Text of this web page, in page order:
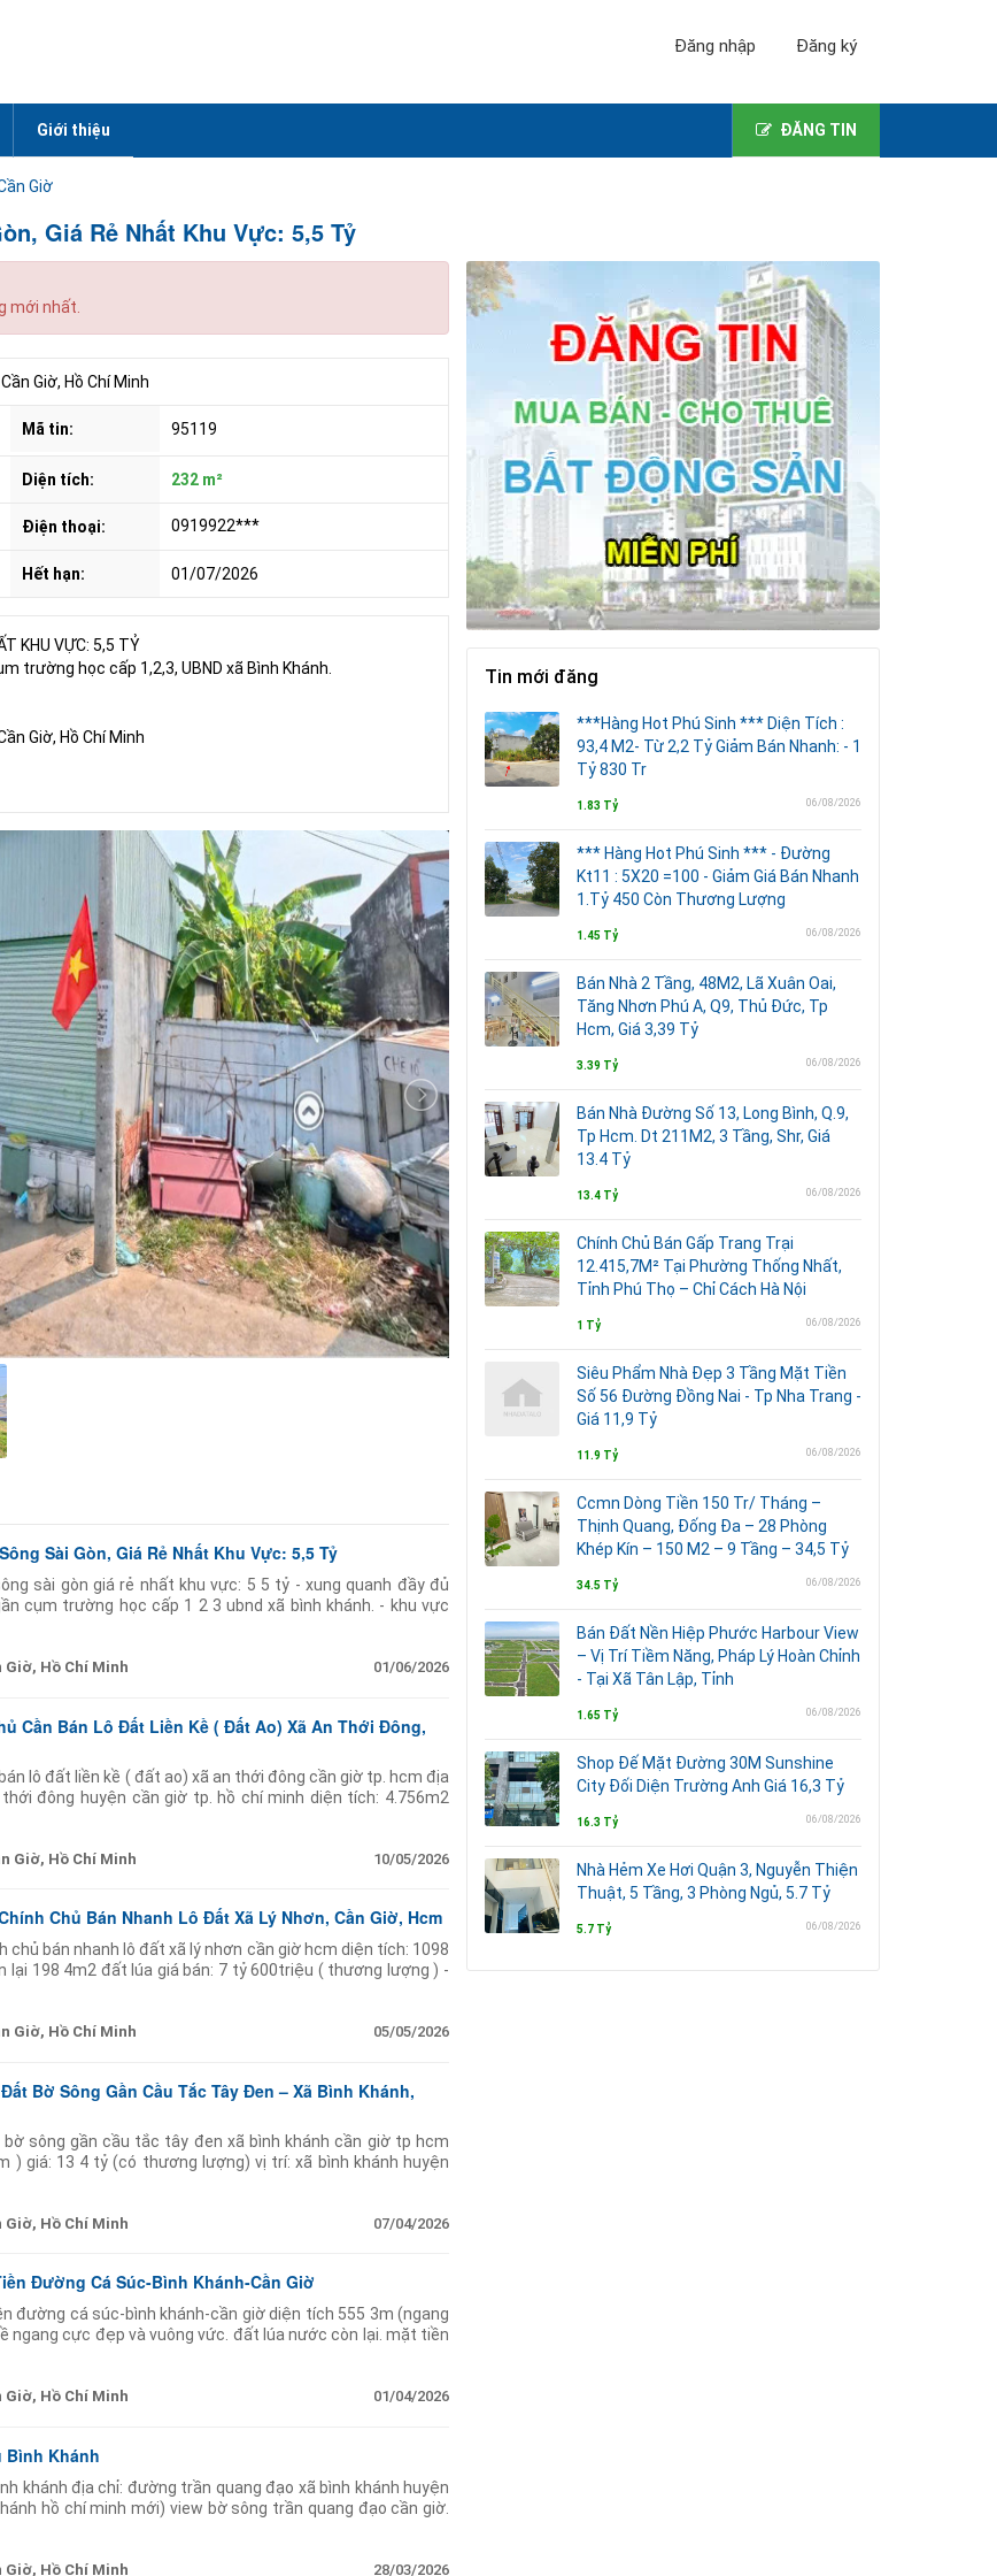
Đăng nhập Đăng ký
Giới thiệu ĐĂNG TIN
Giờ
Giá Rẻ Nhất Khu Vực: 5,5 Tỷ
mới nhất.
Giờ, Hồ Chí Minh
Mã tin: 95119
Diện tích: 232 m²
Điện thoại: 0919922***
Hết hạn: 01/07/2026
KHU VỰC: 5,5 TỶ
trường học cấp 1,2,3, UBND xã Bình Khánh.
Giờ, Hồ Chí Minh
Sài Gòn, Giá Rẻ Nhất Khu Vực: 5,5 Tỷ
sài gòn giá rẻ nhất khu vực: 5 5 tỷ - xung quanh đầy đủ
cụm trường học cấp 1 2 3 ubnd xã bình khánh. - khu vực
Giờ, Hồ Chí Minh 01/06/2026
Cần Bán Lô Đất Liền Kề ( Đất Ao) Xã An Thới Đông,
lô đất liền kề ( đất ao) xã an thới đông cần giờ tp. hcm địa
đông huyện cần giờ tp. hồ chí minh diện tích: 4.756m2
Giờ, Hồ Chí Minh 10/05/2026
Chủ Bán Nhanh Lô Đất Xã Lý Nhơn, Cần Giờ, Hcm
bán nhanh lô đất xã lý nhơn cần giờ hcm diện tích: 1098
lại 198 4m2 đất lúa giá bán: 7 tỷ 600triệu ( thương lượng ) -
Giờ, Hồ Chí Minh 05/05/2026
Bờ Sông Gần Cầu Tắc Tây Đen – Xã Bình Khánh,
sông gần cầu tắc tây đen xã bình khánh cần giờ tp hcm
) giá: 13 4 tỷ (có thương lượng) vị trí: xã bình khánh huyện
Giờ, Hồ Chí Minh 07/04/2026
Đường Cá Súc-Bình Khánh-Cần Giờ
đường cá súc-bình khánh-cần giờ diện tích 555 3m (ngang
ngang cực đẹp và vuông vức. đất lúa nước còn lại. mặt tiền
Giờ, Hồ Chí Minh 01/04/2026
Bình Khánh
khánh địa chỉ: đường trần quang đạo xã bình khánh huyện
hồ chí minh mới) view bờ sông trần quang đạo cần giờ.
Giờ, Hồ Chí Minh 28/03/2026
Tin mới đăng
***Hàng Hot Phú Sinh *** Diện Tích :
93,4 M2- Từ 2,2 Tỷ Giảm Bán Nhanh: - 1
Tỷ 830 Tr
1.83 Tỷ 06/08/2026
*** Hàng Hot Phú Sinh *** - Đường
Kt11 : 5X20 =100 - Giảm Giá Bán Nhanh
1.Tỷ 450 Còn Thương Lượng
1.45 Tỷ 06/08/2026
Bán Nhà 2 Tầng, 48M2, Lã Xuân Oai,
Tăng Nhơn Phú A, Q9, Thủ Đức, Tp
Hcm, Giá 3,39 Tỷ
3.39 Tỷ 06/08/2026
Bán Nhà Đường Số 13, Long Bình, Q.9,
Tp Hcm. Dt 211M2, 3 Tầng, Shr, Giá
13.4 Tỷ
13.4 Tỷ 06/08/2026
Chính Chủ Bán Gấp Trang Trại
12.415,7M² Tại Phường Thống Nhất,
Tỉnh Phú Thọ – Chỉ Cách Hà Nội
1 Tỷ 06/08/2026
Siêu Phẩm Nhà Đẹp 3 Tầng Mặt Tiền
Số 56 Đường Đồng Nai - Tp Nha Trang -
Giá 11,9 Tỷ
11.9 Tỷ 06/08/2026
Ccmn Dòng Tiền 150 Tr/ Tháng –
Thịnh Quang, Đống Đa – 28 Phòng
Khép Kín – 150 M2 – 9 Tầng – 34,5 Tỷ
34.5 Tỷ 06/08/2026
Bán Đất Nền Hiệp Phước Harbour View
– Vị Trí Tiềm Năng, Pháp Lý Hoàn Chỉnh
- Tại Xã Tân Lập, Tỉnh
1.65 Tỷ 06/08/2026
Shop Đế Mặt Đường 30M Sunshine
City Đối Diện Trường Anh Giá 16,3 Tỷ
16.3 Tỷ 06/08/2026
Nhà Hẻm Xe Hơi Quận 3, Nguyễn Thiện
Thuật, 5 Tầng, 3 Phòng Ngủ, 5.7 Tỷ
5.7 Tỷ 06/08/2026